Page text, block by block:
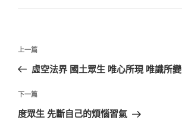
文
導
覽
上
一
文
章
上一篇
虛空法界 國土眾生 唯心所現 唯識所變
下
一
下一篇
度眾生 先斷自己的煩惱習氣